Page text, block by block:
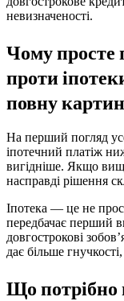
невизначеності.
Чому просте
проти
повну
На перший погляд
іпотечний платіж
вигідніше. Якщо
насправді рішення
Іпотека — це не
передбачає перший
довгострокові
дає більше
Що потрібно